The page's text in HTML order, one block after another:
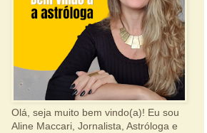
Olá, seja muito bem vindo(a)! Eu sou
Aline Maccari, Jornalista, Astróloga e